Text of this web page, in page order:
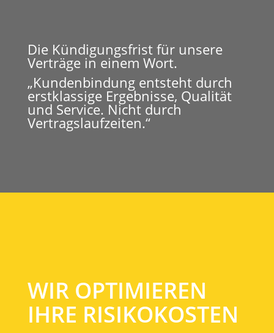
Die Kündigungsfrist für unsere
Verträge in einem Wort.
„Kundenbindung entsteht durch
erstklassige Ergebnisse, Qualität
und Service. Nicht durch
Vertragslaufzeiten.“
WIR OPTIMIEREN
IHRE RISIKOKOSTEN